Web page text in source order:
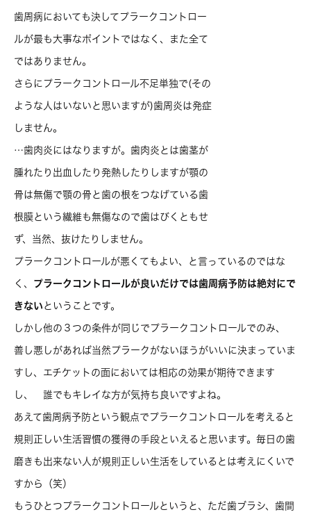
歯周病においても決してプラークコントロー
ルが最も大事なポイントではなく、また全て
ではありません。
さらにプラークコントロール不足単独で(その
ような人はいないと思いますが)歯周炎は発症
しません。
…歯肉炎にはなりますが。歯肉炎とは歯茎が
腫れたり出血したり発熱したりしますが顎の
骨は無傷で顎の骨と歯の根をつなげている歯
根膜という繊維も無傷なので歯はびくともせ
ず、当然、抜けたりしません。
プラークコントロールが悪くてもよい、と言っているのではな
く、 プラークコントロールが良いだけでは歯周病予防は絶対にで
きないということです。
しかし他の３つの条件が同じでプラークコントロールでのみ、
善し悪しがあれば当然プラークがないほうがいいに決まっていま
すし、エチケットの面においては相応の効果が期待できます
し、 誰でもキレイな方が気持ち良いですよね。
あえて歯周病予防という観点でプラークコントロールを考えると
規則正しい生活習慣の獲得の手段といえると思います。毎日の歯
磨きも出来ない人が規則正しい生活をしているとは考えにくいで
すから（笑）
もうひとつプラークコントロールというと、ただ歯ブラシ、歯間